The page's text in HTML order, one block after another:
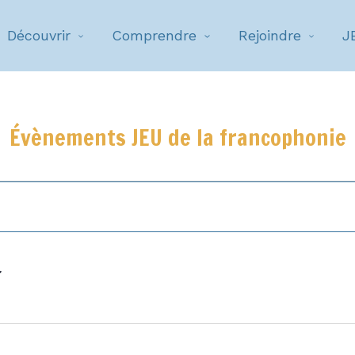
Découvrir Comprendre Rejoindre
Évènements JEU de la francophonie